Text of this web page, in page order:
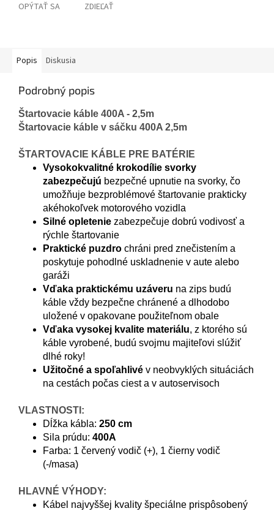
OPÝTAŤ SA ZDIEĽAŤ
Popis Diskusia
Podrobný popis
Štartovacie káble 400A - 2,5m
Štartovacie káble v sáčku 400A 2,5m
ŠTARTOVACIE KÁBLE PRE BATÉRIE
Vysokokvalitné krokodílie svorky
zabezpečujú bezpečné upnutie na svorky, čo
umožňuje bezproblémové štartovanie prakticky
akéhokoľvek motorového vozidla
Silné opletenie zabezpečuje dobrú vodivosť a
rýchle štartovanie
Praktické puzdro chráni pred znečistením a
poskytuje pohodlné uskladnenie v aute alebo
garáži
Vďaka praktickému uzáveru na zips budú
káble vždy bezpečne chránené a dlhodobo
uložené v opakovane použiteľnom obale
Vďaka vysokej kvalite materiálu, z ktorého sú
káble vyrobené, budú svojmu majiteľovi slúžiť
dlhé roky!
Užitočné a spoľahlivé v neobvyklých situáciách
na cestách počas ciest a v autoservisoch
VLASTNOSTI:
Dĺžka kábla: 250 cm
Sila prúdu: 400A
Farba: 1 červený vodič (+), 1 čierny vodič
(-/masa)
HLAVNÉ VÝHODY:
Kábel najvyššej kvality špeciálne prispôsobený